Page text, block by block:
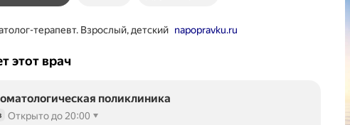
терапевт. Взрослый, детский napopravku.ru
этот врач
поликлиника
Открыто до 20:00